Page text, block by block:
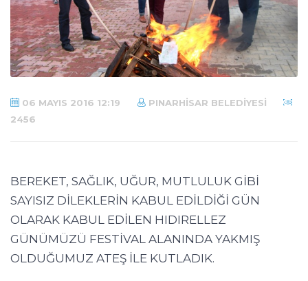
06 MAYIS 2016 12:19
PINARHISAR BELEDIYESI
2456
BEREKET, SAĞLIK, UĞUR, MUTLULUK GİBİ
SAYISIZ DİLEKLERİN KABUL EDİLDİĞİ GÜN
OLARAK KABUL EDİLEN HIDIRELLEZ
GÜNÜMÜZÜ FESTİVAL ALANINDA YAKMIŞ
OLDUĞUMUZ ATEŞ İLE KUTLADIK.